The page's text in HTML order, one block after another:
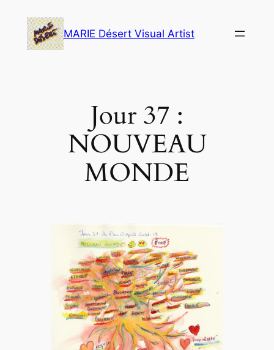
content
MARIE Désert Visual Artist
Jour 37 :
NOUVEAU
MONDE